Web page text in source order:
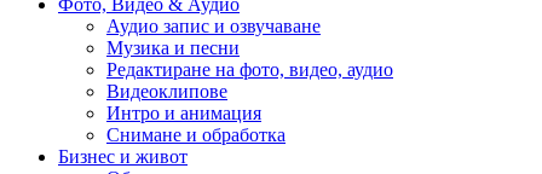
Аудио запис и озвучаване
Музика и песни
Редактиране на фото, видео, аудио
Видеоклипове
Интро и анимация
Снимане и обработка
Бизнес и живот